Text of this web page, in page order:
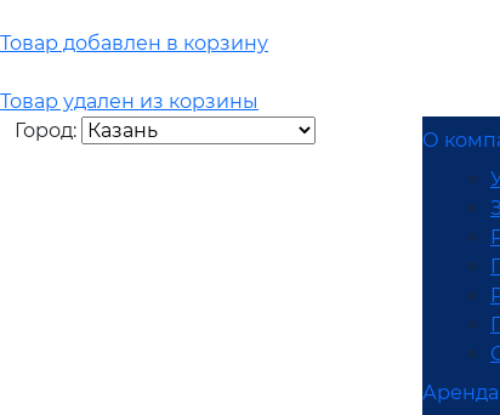
Товар добавлен в корзину
Товар удален из корзины
Город:
О
Аренда